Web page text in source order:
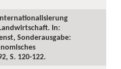
In:
Sonderausgabe:
S. 120-122.